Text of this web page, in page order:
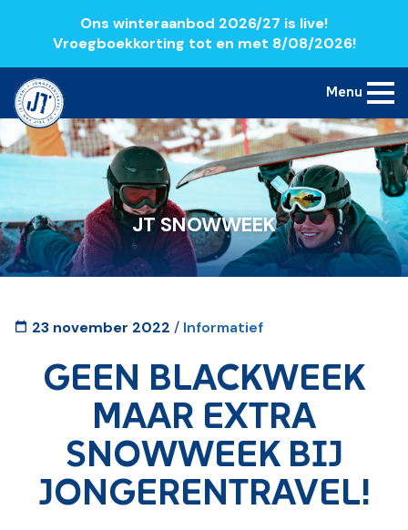
Ons winteraanbod 2026/27 is live!
Vroegboekkorting tot en met 8/08/2026!
Menu
JT SNOWWEEK
23 november 2022 / Informatief
GEEN BLACKWEEK
MAAR EXTRA
SNOWWEEK BIJ
JONGERENTRAVEL!